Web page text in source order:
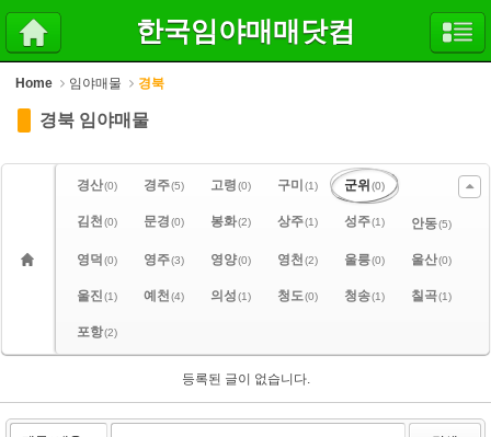
한국임야매매닷컴
Home 임야매물 경북
경북 임야매물
경산(0) 경주(5) 고령(0) 구미 (1) 군위 (0)
김천(0) 문경(0) 봉화(2) 상주(1) 성주(1) 안동(5)
영덕 (0) 영주(3) 영양(0) 영천(2) 울릉(0) 울산(0)
울진(1) 예천(4) 의성(1) 청도(0) 청송(1) 칠곡(1)
포항(2)
등록된 글이 없습니다.